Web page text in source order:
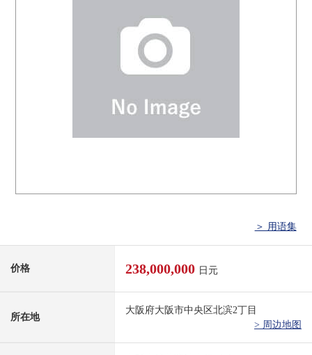
＞ 用语集
价格 238,000,000 日元
所在地
大阪府大阪市中央区北滨2丁目
> 周边地图